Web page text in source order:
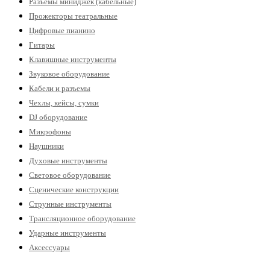
Прожекторы театральные
Цифровые пианино
Гитары
Клавишные инструменты
Звуковое оборудование
Кабели и разъемы
Чехлы, кейсы, сумки
DJ оборудование
Микрофоны
Наушники
Духовые инструменты
Световое оборудование
Сценические конструкции
Струнные инструменты
Трансляционное оборудование
Ударные инструменты
Аксессуары